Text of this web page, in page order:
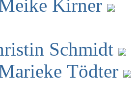
Kirner
Schmidt
Tödter